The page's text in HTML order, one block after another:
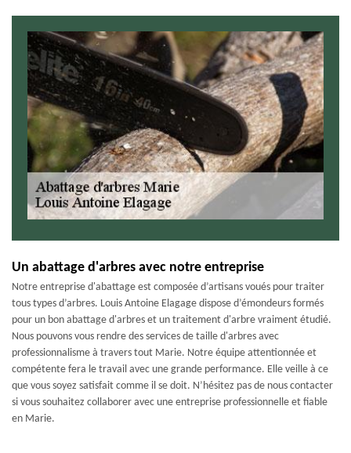
Un abattage d'arbres avec notre entreprise
Notre entreprise d'abattage est composée d’artisans voués pour traiter
tous types d’arbres. Louis Antoine Elagage dispose d’émondeurs formés
pour un bon abattage d'arbres et un traitement d'arbre vraiment étudié.
Nous pouvons vous rendre des services de taille d'arbres avec
professionnalisme à travers tout Marie. Notre équipe attentionnée et
compétente fera le travail avec une grande performance. Elle veille à ce
que vous soyez satisfait comme il se doit. N’hésitez pas de nous contacter
si vous souhaitez collaborer avec une entreprise professionnelle et fiable
en Marie.